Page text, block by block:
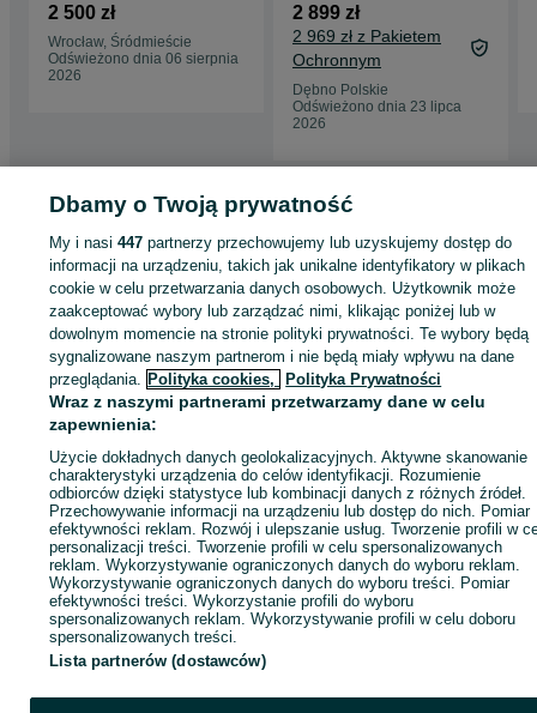
2 500 zł
Wrocław, Śródmieście
Odświeżono dnia 06 sierpnia
2026
Kauri + Oak | 14x6,5 |
Boutique Handmade
Snare
2 899 zł
2 969 zł z Pakietem
Ochronnym
Dębno Polskie
Odświeżono dnia 23 lipca
2026
Strona główna Muzyka i Edukacja Instrumenty
KATEGORIA
ID:1038914956 Wyświetlenia:
Zadzwoń / SMS Wyślij wiadomość
Dbamy o Twoją prywatność
My i nasi447 partnerzy przechowujemy lub uzyskujemy dostęp do
informacji na urządzeniu, takich jak unikalne identyfikatory w plikach
cookie w celu przetwarzania danych osobowych. Użytkownik może
zaakceptować wybory lub zarządzać nimi, klikając poniżej lub w
dowolnym momencie na stronie polityki prywatności. Te wybory będą
sygnalizowane naszym partnerom i nie będą miały wpływu na dane
przeglądania. Polityka cookies, Polityka Prywatności
Wraz z naszymi partnerami przetwarzamy dane w celu
zapewnienia:
Użycie dokładnych danych geolokalizacyjnych. Aktywne skanowanie
charakterystyki urządzenia do celów identyfikacji. Rozumienie
odbiorców dzięki statystyce lub kombinacji danych z różnych źródeł.
Przechowywanie informacji na urządzeniu lub dostęp do nich. Pomiar
efektywności reklam. Rozwój i ulepszanie usług. Tworzenie profili w
personalizacji treści. Tworzenie profili w celu spersonalizowanych
reklam. Wykorzystywanie ograniczonych danych do wyboru reklam.
Wykorzystywanie ograniczonych danych do wyboru treści. Pomiar
efektywności treści. Wykorzystanie profili do wyboru
spersonalizowanych reklam. Wykorzystywanie profili w celu doboru
spersonalizowanych treści.
Lista partnerów (dostawców)